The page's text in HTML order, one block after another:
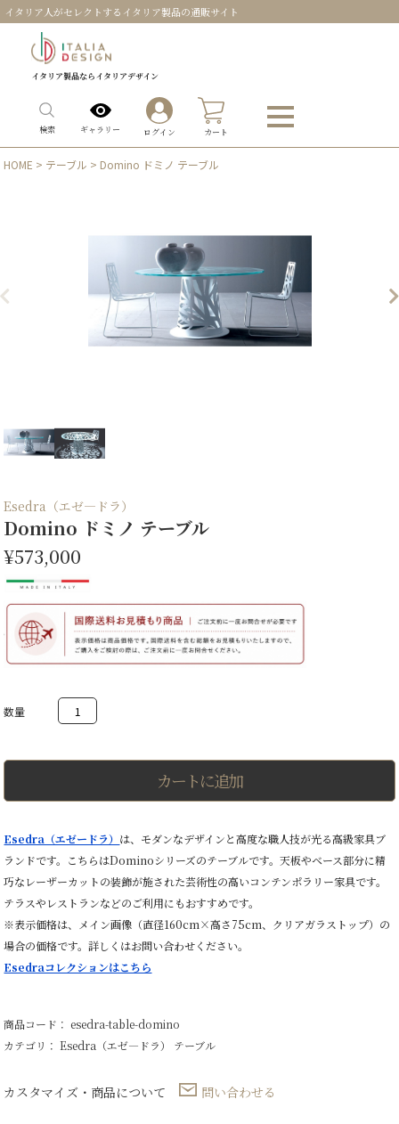
イタリア人がセレクトするイタリア製品の通販サイト
イタリア製品ならイタリアデザイン
検索 ギャラリー ログイン カート
HOME > テーブル > Domino ドミノ テーブル
Esedra（エゼ―ドラ）
Domino ドミノ テーブル
¥573,000
Domino
ミ
テ
ル
カートに追加
Esedra（エゼードラ） は、モダンなデザインと高度な職人技が光る高級家具ブ
ランドです。こちらはDominoシリーズのテーブルです。天板やベース部分に精
巧なレーザーカットの装飾が施された芸術性の高いコンテンポラリー家具です。
テラスやレストランなどのご利用にもおすすめです。
※表示価格は、メイン画像（直径160cm×高さ75cm、クリアガラストップ）の
場合の価格です。詳しくはお問い合わせください。
Esedraコレクションはこちら
商品コード： esedra-table-domino
カテゴリ：Esedra（エゼ―ドラ） テーブル
カスタマイズ・商品について 問い合わせる